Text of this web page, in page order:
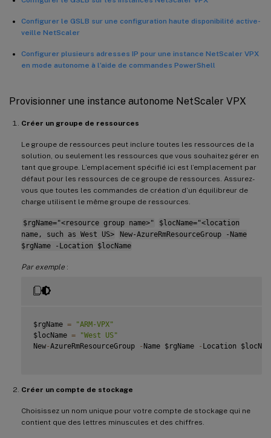
Configurer le GSLB sur une configuration haute disponibilité active-
veille NetScaler
Configurer plusieurs adresses IP pour une instance NetScaler VPX
en mode autonome à l’aide de commandes PowerShell
Provisionner une instance autonome NetScaler VPX
Créer un groupe de ressources
Le groupe de ressources peut inclure toutes les ressources de la
solution, ou seulement les ressources que vous souhaitez gérer en
tant que groupe. L’emplacement spécifié ici est l’emplacement par
défaut pour les ressources de ce groupe de ressources. Assurez-
vous que toutes les commandes de création d’un équilibreur de
charge utilisent le même groupe de ressources.
$rgName="<resource group name>"
$locName="<location
name, such as West US>
New-AzureRmResourceGroup -Name
$rgName -Location $locName
Par exemple :
$rgName =
"ARM-VPX"
$locName =
"West US"
New-AzureRmResourceGroup - Name $rgName - Location
Créer un compte de stockage
Choisissez un nom unique pour votre compte de stockage qui ne
contient que des lettres minuscules et des chiffres.